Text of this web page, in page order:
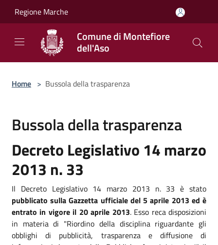
Regione Marche
Comune di Montefiore
dell'Aso
Home > Bussola della trasparenza
Bussola della trasparenza
Decreto Legislativo 14 marzo
2013 n. 33
Il Decreto Legislativo 14 marzo 2013 n. 33 è stato
pubblicato sulla Gazzetta ufficiale del 5 aprile 2013 ed è
entrato in vigore il 20 aprile 2013. Esso reca disposizioni
in materia di "Riordino della disciplina riguardante gli
obblighi di pubblicità, trasparenza e diffusione di